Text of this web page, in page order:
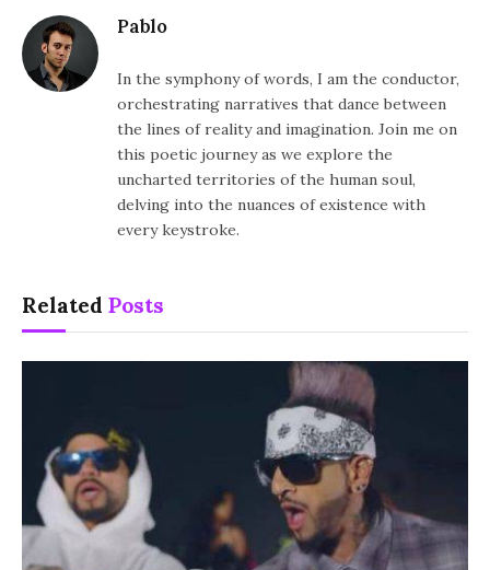
Pablo
In the symphony of words, I am the conductor,
orchestrating narratives that dance between
the lines of reality and imagination. Join me on
this poetic journey as we explore the
uncharted territories of the human soul,
delving into the nuances of existence with
every keystroke.
Related Posts